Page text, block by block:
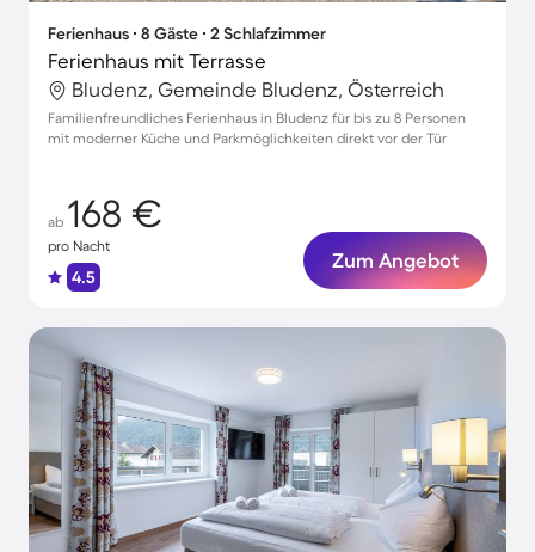
Ferienhaus ∙ 8 Gäste ∙ 2 Schlafzimmer
Ferienhaus mit Terrasse
Bludenz, Gemeinde Bludenz, Österreich
Familienfreundliches Ferienhaus in Bludenz für bis zu 8 Personen
mit moderner Küche und Parkmöglichkeiten direkt vor der Tür
ab 168 €
pro Nacht
4.5
Zum Angebot